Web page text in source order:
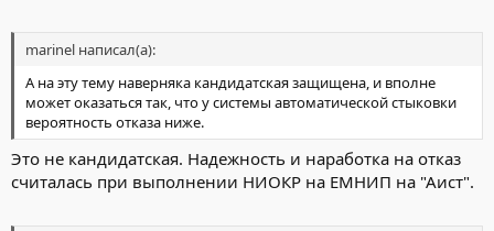
marinel написал(а):
А на эту тему наверняка кандидатская защищена, и вполне
может оказаться так, что у системы автоматической стыковки
вероятность отказа ниже.
Это не кандидатская. Надежность и наработка на отказ
считалась при выполнении НИОКР на ЕМНИП на "Аист".